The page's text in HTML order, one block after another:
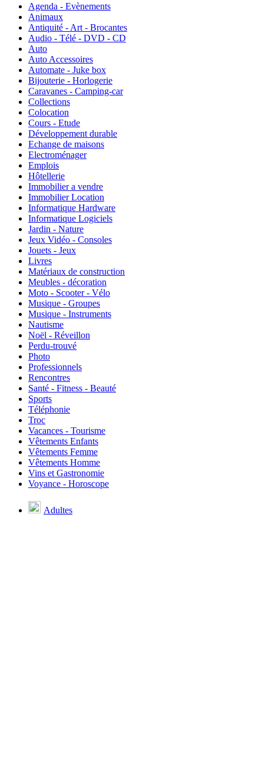
Agenda - Evènements
Animaux
Antiquité - Art - Brocantes
Audio - Télé - DVD - CD
Auto
Auto Accessoires
Automate - Juke box
Bijouterie - Horlogerie
Caravanes - Camping-car
Collections
Colocation
Cours - Etude
Développement durable
Echange de maisons
Electroménager
Emplois
Hôtellerie
Immobilier a vendre
Immobilier Location
Informatique Hardware
Informatique Logiciels
Jardin - Nature
Jeux Vidéo - Consoles
Jouets - Jeux
Livres
Matériaux de construction
Meubles - décoration
Moto - Scooter - Vélo
Musique - Groupes
Musique - Instruments
Nautisme
Noël - Réveillon
Perdu-trouvé
Photo
Professionnels
Rencontres
Santé - Fitness - Beauté
Sports
Téléphonie
Troc
Vacances - Tourisme
Vêtements Enfants
Vêtements Femme
Vêtements Homme
Vins et Gastronomie
Voyance - Horoscope
Adultes